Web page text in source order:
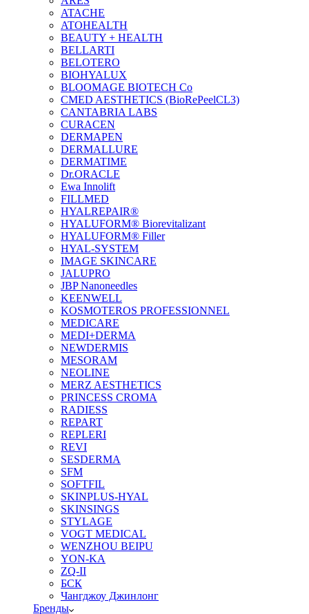
ATACHE
ATOHEALTH
BEAUTY + HEALTH
BELLARTI
BELOTERO
BIOHYALUX
BLOOMAGE BIOTECH Co
CMED AESTHETICS (BioRePeelCL3)
CANTABRIA LABS
CURACEN
DERMAPEN
DERMALLURE
DERMATIME
Dr.ORACLE
Ewa Innolift
FILLMED
НYALREPAIR®
HYALUFORM® Biorevitalizant
HYALUFORM® Filler
HYAL-SYSTEM
IMAGE SKINCARE
JALUPRO
JBP Nanoneedles
KEENWELL
KOSMOTEROS PROFESSIONNEL
MEDICARE
MEDI+DERMA
NEWDERMIS
MESORAM
NEOLINE
MERZ AESTHETICS
PRINCESS CROMA
RADIESS
REPART
REPLERI
REVI
SESDERMA
SFM
SOFTFIL
SKINPLUS-HYAL
SKINSINGS
STYLAGE
VOGT MEDICAL
WENZHOU BEIPU
YON-KA
ZQ-II
БСК
Чангджоу Джинлонг
Бренды